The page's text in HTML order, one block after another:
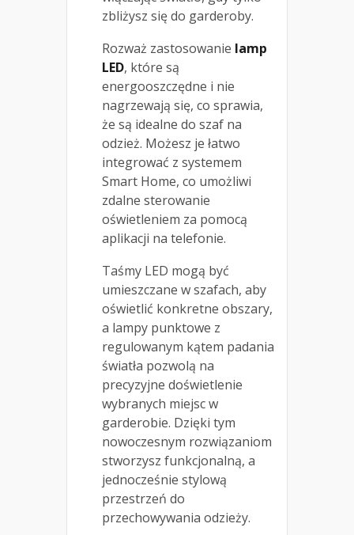
zbliżysz się do garderoby.
Rozważ zastosowanie lamp
LED, które są
energooszczędne i nie
nagrzewają się, co sprawia,
że są idealne do szaf na
odzież. Możesz je łatwo
integrować z systemem
Smart Home, co umożliwi
zdalne sterowanie
oświetleniem za pomocą
aplikacji na telefonie.
Taśmy LED mogą być
umieszczane w szafach, aby
oświetlić konkretne obszary,
a lampy punktowe z
regulowanym kątem padania
światła pozwolą na
precyzyjne doświetlenie
wybranych miejsc w
garderobie. Dzięki tym
nowoczesnym rozwiązaniom
stworzysz funkcjonalną, a
jednocześnie stylową
przestrzeń do
przechowywania odzieży.